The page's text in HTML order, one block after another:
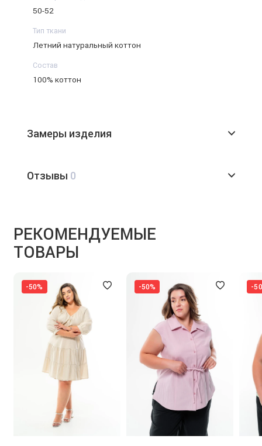
50-52
Тип ткани
Летний натуральный коттон
Состав
100% коттон
Замеры изделия
Отзывы 0
РЕКОМЕНДУЕМЫЕ
ТОВАРЫ
-50% -50% -